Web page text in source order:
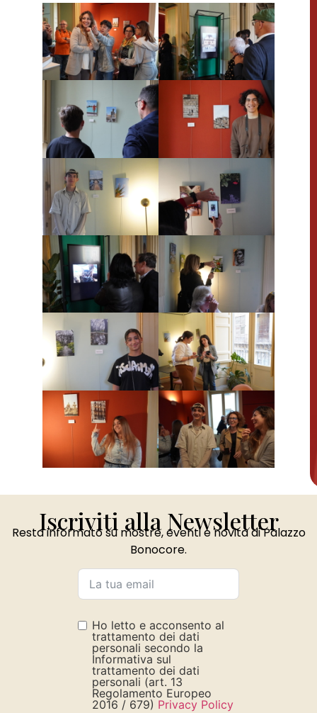
Iscriviti alla Newsletter
Resta informato su mostre, eventi e novità di Palazzo
Bonocore.
Ho letto e acconsento al
trattamento dei dati
personali secondo la
Informativa sul
trattamento dei dati
personali (art. 13
Regolamento Europeo
2016 / 679) Privacy Policy